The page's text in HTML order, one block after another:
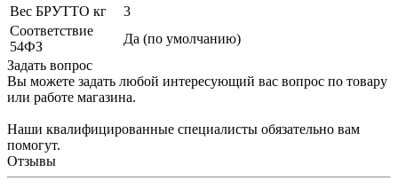
Вес БРУТТО кг
3
Соответствие
54ФЗ
Да (по умолчанию)
Задать вопрос
Вы можете задать любой интересующий вас вопрос по товару
или работе магазина.
Наши квалифицированные специалисты обязательно вам
помогут.
Отзывы